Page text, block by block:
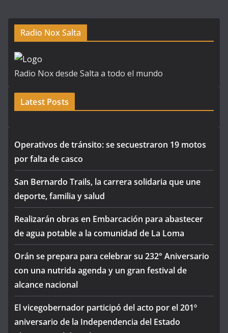
Radio Nox Salta
Radio Nox desde Salta a todo el mundo
Latest Posts
Operativos de tránsito: se secuestraron 19 motos
por falta de casco
San Bernardo Trails, la carrera solidaria que une
deporte, familia y salud
Realizarán obras en Embarcación para abastecer
de agua potable a la comunidad de La Loma
Orán se prepara para celebrar su 232° Aniversario
con una nutrida agenda y un gran festival de
alcance nacional
El vicegobernador participó del acto por el 201º
aniversario de la Independencia del Estado